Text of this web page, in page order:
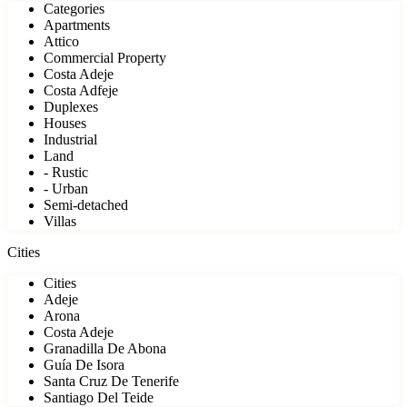
Categories
Apartments
Attico
Commercial Property
Costa Adeje
Costa Adfeje
Duplexes
Houses
Industrial
Land
- Rustic
- Urban
Semi-detached
Villas
Cities
Cities
Adeje
Arona
Costa Adeje
Granadilla De Abona
Guía De Isora
Santa Cruz De Tenerife
Santiago Del Teide